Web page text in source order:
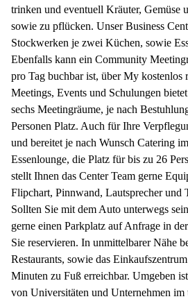
trinken und eventuell Kräuter, Gemüse
sowie zu pflücken. Unser Business
Stockwerken je zwei Küchen, sowie
Ebenfalls kann ein Community
pro Tag buchbar ist, über My
Meetings, Events und Schulungen
sechs Meetingräume, je nach
Personen Platz. Auch für Ihre
und bereitet je nach Wunsch Catering
Essenlounge, die Platz für bis zu 26
stellt Ihnen das Center Team gerne
Flipchart, Pinnwand, Lautsprecher und
Sollten Sie mit dem Auto unterwegs
gerne einen Parkplatz auf Anfrage in
Sie reservieren. In unmittelbarer Nähe
Restaurants, sowie das
Minuten zu Fuß erreichbar. Umgeben
von Universitäten und Unternehmen im